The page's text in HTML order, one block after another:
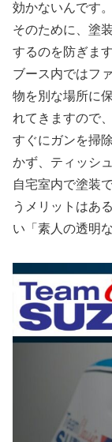
効かないんです。
そのために、塗
するのを防ぎます
ブース内ではフ
物を別な場所に
れてきますので
すぐにガンを掃
かず、ティッシ
自宅室内で塗装
うメリットはあ
い「素人の透明